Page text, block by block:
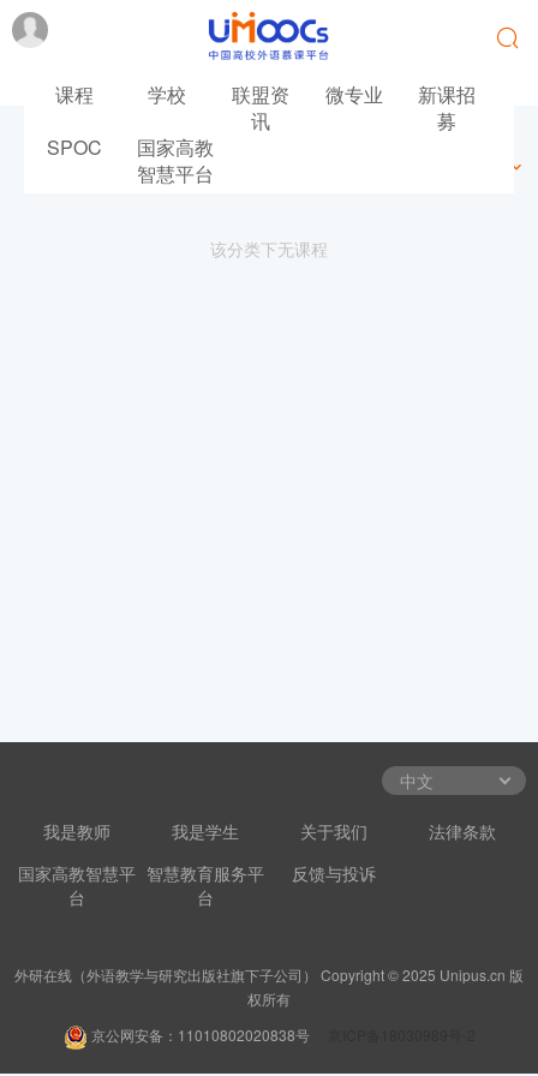
课程 学校
联盟资
讯
微专业
新课招
募
SPOC
国家高教
智慧平台
该分类下无课程
我是教师 我是学生 关于我们
法律条款
国家高教智慧平
台
智慧教育服务平
台
反馈与投诉
外研在线（外语教学与研究出版社旗下子公司） Copyright © 2025 Unipus.cn 版
权所有
京公网安备：11010802020838号